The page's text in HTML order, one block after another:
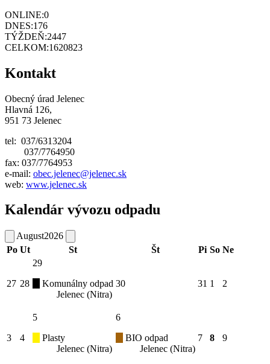
ONLINE:0
DNES:176
TÝŽDEŇ:2447
CELKOM:1620823
Kontakt
Obecný úrad Jelenec
Hlavná 126,
951 73 Jelenec
tel: 037/6313204
037/7764950
fax: 037/7764953
e-mail: obec.jelenec@jelenec.sk
web: www.jelenec.sk
Kalendár vývozu odpadu
August2026
Po Ut St Št Pi So Ne
27 28
29
Komunálny odpad
Jelenec (Nitra)
30 31 1 2
3 4
5
Plasty
Jelenec (Nitra)
6
BIO odpad
Jelenec (Nitra)
7 8 9